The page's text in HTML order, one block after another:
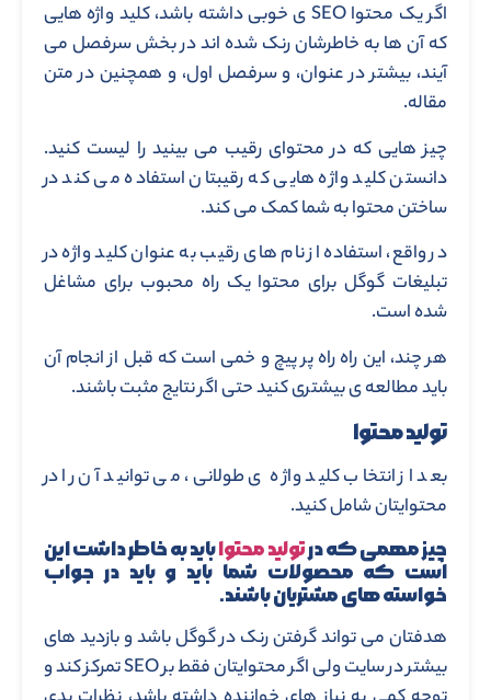
اگر یک محتوا SEO ی خوبی داشته باشد، کلید واژه هایی
که آن ها به خاطرشان رنک شده اند در بخش سرفصل می
آیند، بیشتر در عنوان، و سرفصل اول، و همچنین در متن
مقاله.
چیز هایی که در محتوای رقیب می بینید را لیست کنید.
دانستن کلید واژه هایی که رقیبتان استفاده می کند در
ساختن محتوا به شما کمک می کند.
در واقع، استفاده از نام های رقیب به عنوان کلید واژه در
تبلیغات گوگل برای محتوا یک راه محبوب برای مشاغل
شده است.
هر چند، این راه راه پر پیچ و خمی است که قبل از انجام آن
باید مطالعه ی بیشتری کنید حتی اگر نتایج مثبت باشند.
تولید محتوا
بعد از انتخاب کلید واژه ی طولانی، می توانید آن را در
محتوایتان شامل کنید.
چیز مهمی که درتولید محتواباید به خاطر داشت این
است که محصولات شما باید و باید در جواب
خواسته های مشتریان باشند.
هدفتان می تواند گرفتن رنک در گوگل باشد و بازدید های
بیشتر در سایت ولی اگر محتوایتان فقط بر SEO تمرکز کند و